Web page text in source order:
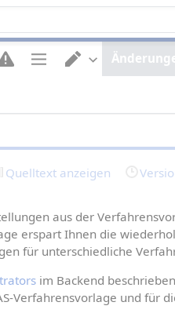
t
o
t
e
n
t
w
c
l
n
Quelltext anzeigen
aus der
erspart Ihnen die
für unterschiedliche
im Backend
Verfahrensvorlage und für